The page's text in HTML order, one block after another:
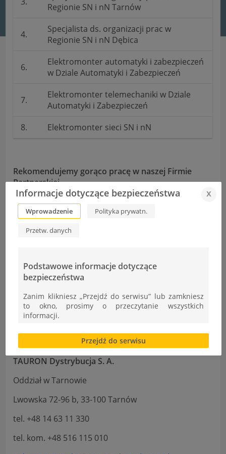
Regionie SN i nN Tarnów
4.
Specjalista ds. organizacji prac w
Regionie SN i nN Dębica
6.
Elektromonter automatyki i zabezpieczeń
w Dziale Automatyki i Zabezpieczeń
7.
Elektromonter telemechaniki w Dziale
Automatyki i Zabezpieczeń
8.
Elektromonter sieci SN i nN
Rekomendujemy gorąco pracę w naszej Firmie
Partnerskiej.
Szczegółowe informacje można uzyskać:
https://www.tauron.pl/tauron/o-
o bezpośredni kontakt z Panią:
Jadwigą Rzeszutko
Kierownik Wydziału Personalnego
HR Partner Biznesowy
TAURON Dystrybucja S. A.
Oddział w Tarnowie
Lwowska 72-96 b, 33-100 Tarnów
tel. +48 14 63 11 330
tel. kom. +48 516 115 010
Informacje dotyczące bezpieczeństwa x
Wprowadzenie Polityka prywatn.
Przetw. danych
Podstawowe informacje dotyczące
bezpieczeństwa
Zanim klikniesz „Przejdź do serwisu” lub zamkniesz
to okno, prosimy o przeczytanie wszystkich
informacji.
Brak zgody bądź ograniczenie funkcjonalności plików
cookies lub local storage, może utrudnić lub
uniemożliwić korzystanie z Serwisu.
Informacje dotyczące polityki prywatności oraz
przetwarzania danych osobowych dostępne są cały
"Nasza szkoła" > "Bezpieczeństwo"
Przejdź do serwisu